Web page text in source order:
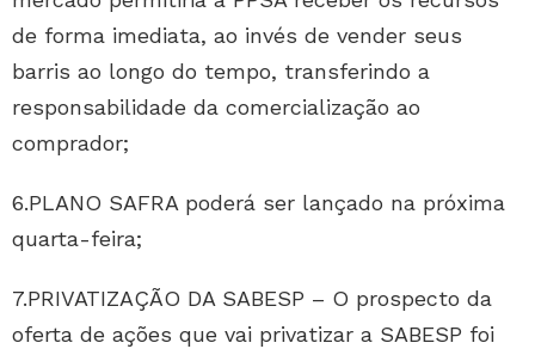
de forma imediata, ao invés de vender seus
barris ao longo do tempo, transferindo a
responsabilidade da comercialização ao
comprador;
6.PLANO SAFRA poderá ser lançado na próxima
quarta-feira;
7.PRIVATIZAÇÃO DA SABESP – O prospecto da
oferta de ações que vai privatizar a SABESP foi